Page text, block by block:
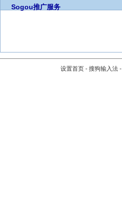
Sogou推广服务
设置首页 - 搜狗输入法 -